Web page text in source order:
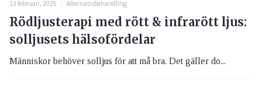
13 februari, 2025 Alternativbehandling
Rödljusterapi med rött & infrarött ljus:
solljusets hälsofördelar
Människor behöver solljus för att må bra. Det gäller do...